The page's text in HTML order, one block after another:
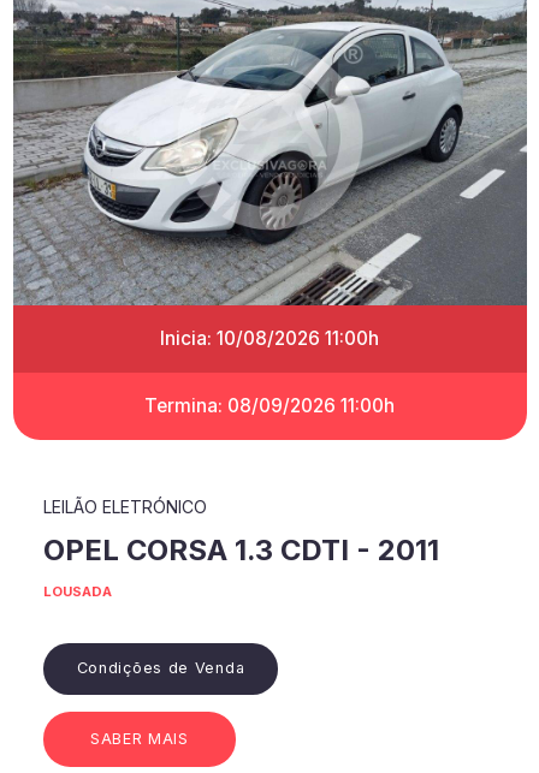
Inicia: 10/08/2026 11:00h
Termina: 08/09/2026 11:00h
LEILÃO ELETRÓNICO
OPEL CORSA 1.3 CDTI - 2011
LOUSADA
Condições de Venda
SABER MAIS